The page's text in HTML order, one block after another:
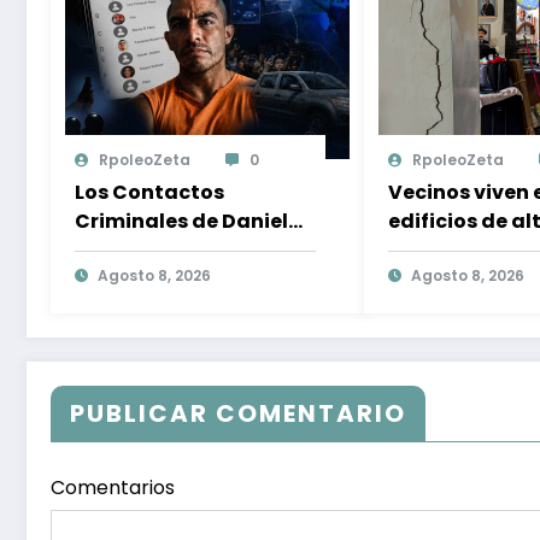
RpoleoZeta 0
Los Contactos
Criminales de Daniel
Salcedo en el Caso del
Magnicidio de
Agosto 8, 2026
RpoleoZeta
Vecinos viven
edificios de
tras
y resiliència en
Agosto 8, 2026
PUBLICAR COMENTARIO
Comentarios